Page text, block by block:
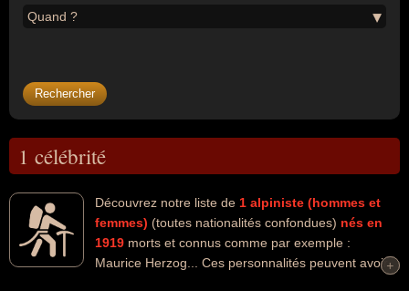
Quand ?
1 célébrité
Découvrez notre liste de 1 alpiniste (hommes et
femmes) (toutes nationalités confondues) nés en
1919 morts et connus comme par exemple :
Maurice Herzog... Ces personnalités peuvent avoir+
+